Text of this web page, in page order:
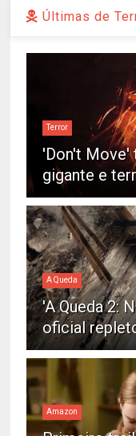
Últimas de
Terror
'Don't Move'
gigante e
A Queda
'A Queda 2:
oficial
Amazon